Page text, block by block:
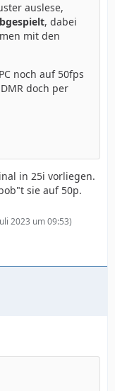
auslese,
, dabei
mit den
noch auf 50fps
doch per
in 25i vorliegen.
sie auf 50p.
2023 um 09:53)